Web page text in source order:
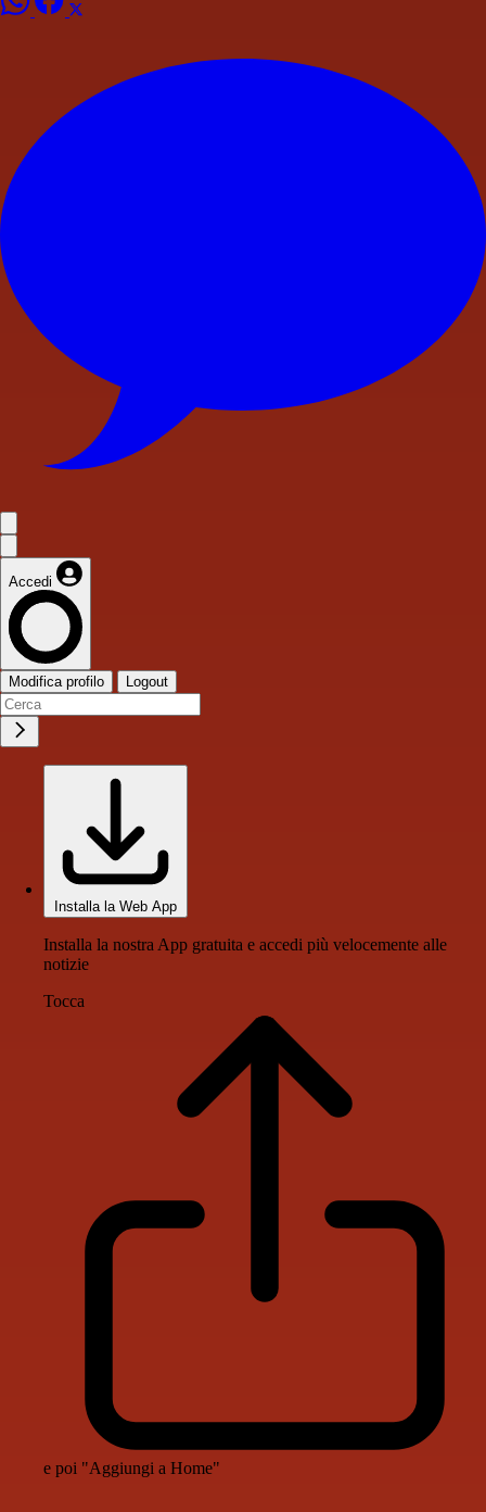
Accedi
Modifica profilo Logout
Installa la Web App
Installa la nostra App gratuita e accedi più velocemente alle
notizie
Tocca
e poi "Aggiungi a Home"